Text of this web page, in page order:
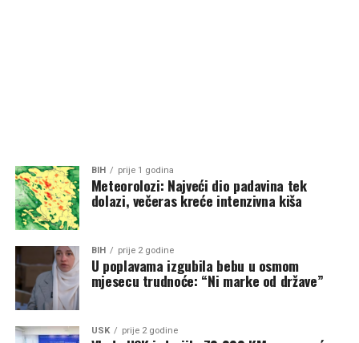
BIH prije 1 godina
Meteorolozi: Najveći dio padavina tek
dolazi, večeras kreće intenzivna kiša
BIH prije 2 godine
U poplavama izgubila bebu u osmom
mjesecu trudnoće: “Ni marke od države”
USK prije 2 godine